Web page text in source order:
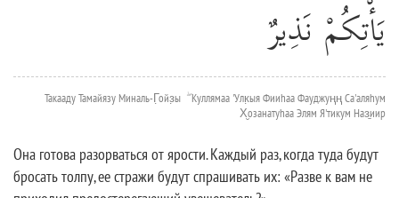
يَأْتِكُمْ نَذِيرٌ
Такааду Тамайязу Миналь-Г̣ойз̣ы ۖ Куллямаа 'Улк̣ыя Фииhаа Фауджуңң Са'аляhум
Х̮озанатуhаа Элям Я'тикум Наз̱иир
Она готова разорваться от ярости. Каждый раз, когда туда будут
бросать толпу, ее стражи будут спрашивать их: «Разве к вам не